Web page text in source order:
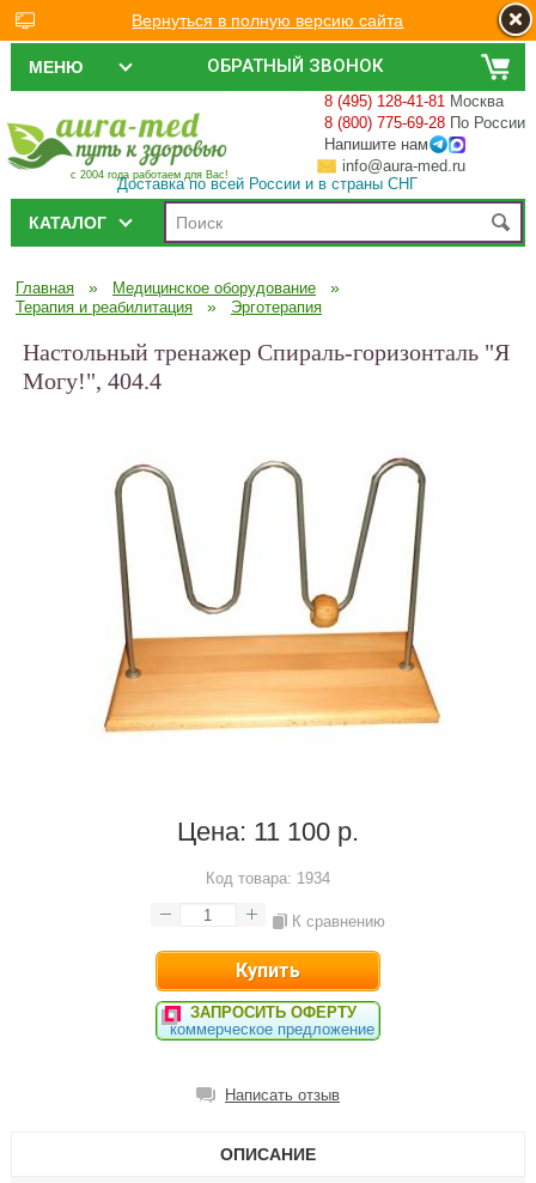
ОБРАТНЫЙ ЗВОНОК
МЕНЮ
с 2004 года работаем для Вас!
8 (495) 128-41-81 Москва
8 (800) 775-69-28 По России
Напишите нам
info@aura-med.ru
Доставка по всей России и в страны СНГ
КАТАЛОГ
Главная » Медицинское оборудование »
Терапия и реабилитация » Эрготерапия
Настольный тренажер Спираль-горизонталь "Я
Могу!", 404.4
Цена: 11 100 р.
Код товара: 1934
К сравнению
ЗАПРОСИТЬ ОФЕРТУ
коммерческое предложение
Написать отзыв
ОПИСАНИЕ
Вернуться в полную версию сайта